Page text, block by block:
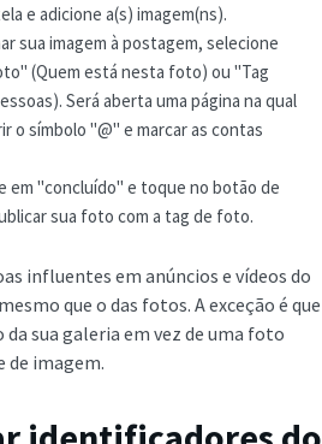
e adicione a(s) imagem(ns).
sua imagem à postagem, selecione
(Quem está nesta foto) ou "Tag
Será aberta uma página na qual
o símbolo "@" e marcar as contas
em "concluído" e toque no botão de
sua foto com a tag de foto.
influentes em anúncios e vídeos do
que o das fotos. A exceção é que
da sua galeria em vez de uma foto
de imagem.